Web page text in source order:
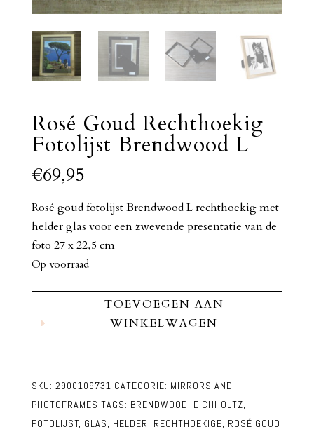
Rosé Goud Rechthoekig
Fotolijst Brendwood L
€69,95
Rosé goud fotolijst Brendwood L rechthoekig met
helder glas voor een zwevende presentatie van de
foto 27 x 22,5 cm
Op voorraad
Goud
Rechthoekig
L
aantal
TOEVOEGEN AAN
WINKELWAGEN
SKU: 2900109731 CATEGORIE: MIRRORS AND
PHOTOFRAMES TAGS: BRENDWOOD, EICHHOLTZ,
FOTOLIJST, GLAS, HELDER, RECHTHOEKIGE, ROSÉ GOUD